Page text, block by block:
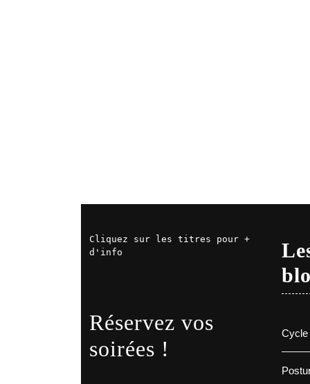
Cliquez sur les titres pour +
d'info
Réservez vos
soirées !
Cycle